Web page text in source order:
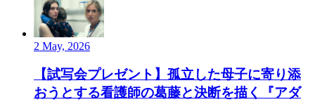
2 May, 2026
【試写会プレゼント】孤立した母子に寄り添
おうとする看護師の葛藤と決断を描く『アダ